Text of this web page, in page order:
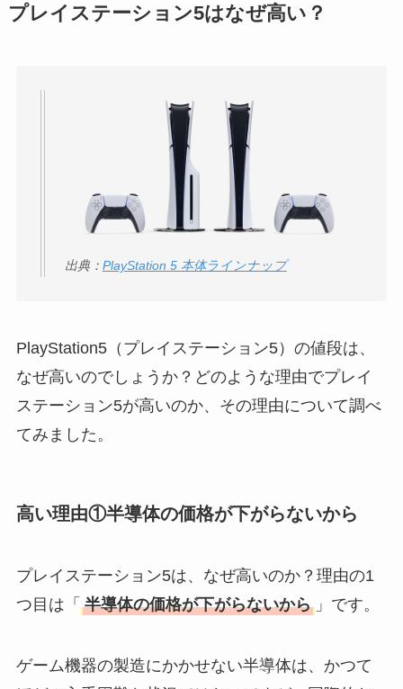
を紹介！
気？安く買う方法も
解説！
THE STEM CELL フ
ェイスマスクが安い
理由は？3つの理由と
介！
える方法も解説！
アレクサンドルドゥ
クレ・ド・ポー ボー
人気？安く買える方
法も解説！
なぜ高い？なぜ人
気？安く買える方法
プレイステーション5はなぜ高い？
出典： PlayStation 5 本体ラインナップ
PlayStation5（プレイステーション5）の値段は、
なぜ高いのでしょうか？どのような理由でプレイ
ステーション5が高いのか、その理由について調べ
てみました。
高い理由①半導体の価格が下がらないから
プレイステーション5は、なぜ高いのか？理由の1
つ目は「 半導体の価格が下がらないから 」です。
ゲーム機器の製造にかかせない半導体は、かつて